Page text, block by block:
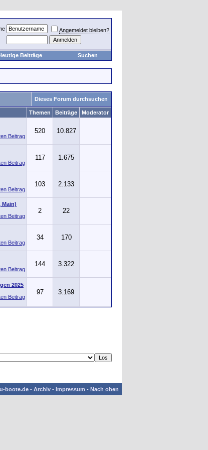
Angemeldet bleiben?
Beiträge Suchen
Dieses Forum durchsuchen
Themen Beiträge Moderator
520 10.827
117 1.675
103 2.133
Main)
2 22
34 170
144 3.322
2025
97 3.169
boote.de - Archiv - Impressum - Nach oben